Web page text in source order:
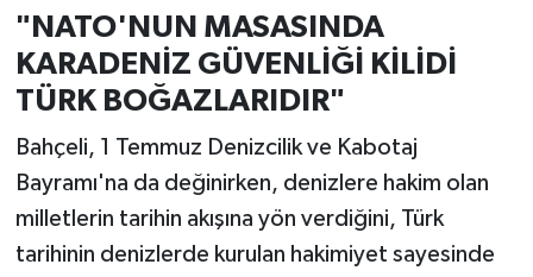
"NATO'NUN MASASINDA
KARADENİZ GÜVENLİĞİ KİLİDİ
TÜRK BOĞAZLARIDIR"
Bahçeli, 1 Temmuz Denizcilik ve Kabotaj
Bayramı'na da değinirken, denizlere hakim olan
milletlerin tarihin akışına yön verdiğini, Türk
tarihinin denizlerde kurulan hakimiyet sayesinde